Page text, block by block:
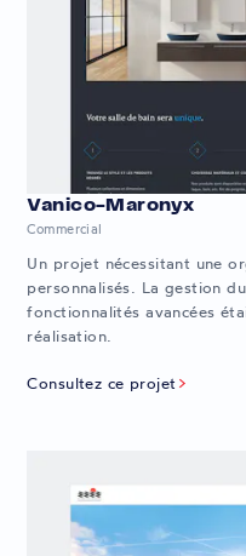
Vanico-Maronyx
Commercial
Un projet nécessitant une
personnalisés. La gestion
fonctionnalités avancées
réalisation.
Consultez ce projet